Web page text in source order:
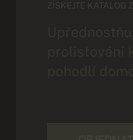
ZÍSKEJTE KATALOG